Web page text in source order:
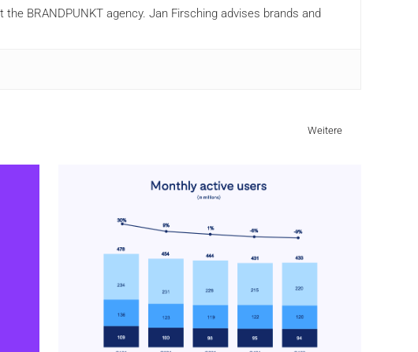
BRANDPUNKT agency. Jan Firsching advises brands and
Weitere